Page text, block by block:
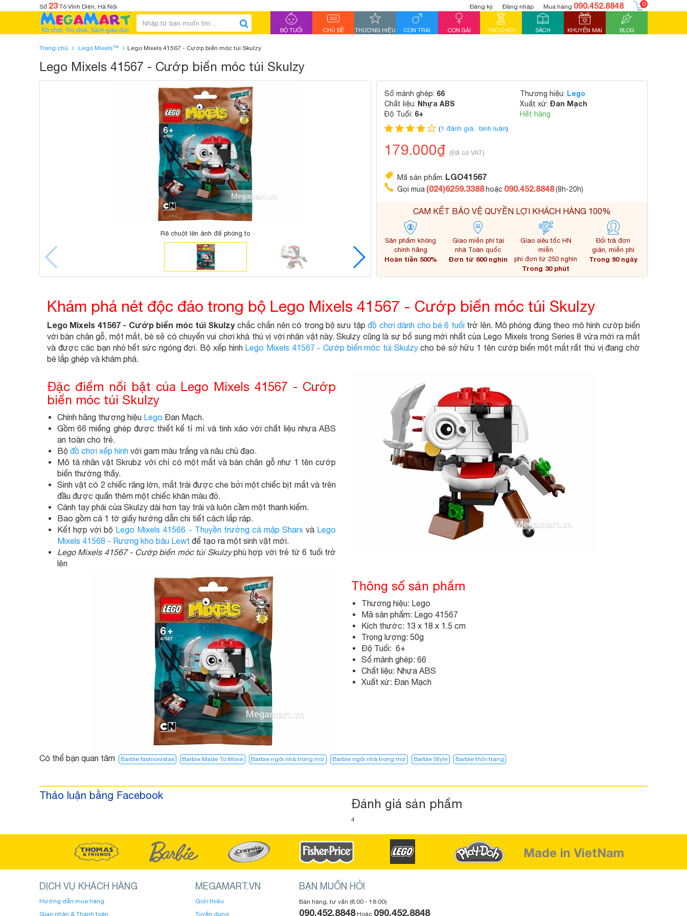
Số 23 Tô Vĩnh Diện, Hà Nội Đăng ký Đăng nhập Mua hàng 090.452.8848 0
ĐỘ TUỔI CHỦ ĐỀ THƯƠNG HIỆU CON TRAI CON GÁI TRÒ CHƠI SÁCH KHUYẾN MẠI BLOG
Trang chủ Lego Mixels™ Lego Mixels 41567 - Cướp biển móc túi Skulzy
Lego Mixels 41567 - Cướp biển móc túi Skulzy
Rê chuột lên ảnh để phóng to
Số mảnh ghép: 66
Chất liệu: Nhựa ABS
Độ Tuổi: 6+
Thương hiệu: Lego
Xuất xứ: Đan Mạch
Hết hàng
(1 đánh giá, bình luận)
179.000₫ (Đã có VAT)
CAM KẾT BẢO VỆ QUYỀN LỢI KHÁCH HÀNG 100%
Sản phẩm không
chính hãng
Hoàn tiền 500%
Giao miễn phí tại
nhà Toàn quốc
Đơn từ 600 nghìn
Giao siêu tốc HN
miễn
phí đơn từ 250 nghìn
Trong 30 phút
Đổi trả đơn
giản, miễn phí
Trong 90 ngày
Mã sản phẩm: LGO41567
Gọi mua (024)6259.3388 hoặc 090.452.8848(8h-20h)
Khám phá nét độc đáo trong bộ Lego Mixels 41567 - Cướp biển móc túi Skulzy
Lego Mixels 41567 - Cướp biển móc túi Skulzychắc chắn nên có trong bộ sưu tậpđồ chơi dành cho bé 6 tuổitrở lên. Mô phỏng đúng theo mô hình cướp biển
với bàn chân gỗ, một mắt, bé sẽ có chuyến vui chơi khá thú vị với nhân vật này. Skulzy cũng là sự bổ sung mới nhất của Lego Mixels trong Series 8 vừa mới ra mắt
và được các bạn nhỏ hết sức ngóng đợi. Bộ xếp hình Lego Mixels 41567 - Cướp biển móc túi Skulzycho bé sở hữu 1 tên cướp biển một mắt rất thú vị đang chờ
bé lắp ghép và khám phá.
Đặc điểm nổi bật của Lego Mixels 41567 - Cướp
biển móc túi Skulzy
Chính hãng thương hiệu Lego Đan Mạch.
Gồm 66 miếng ghép được thiết kế tỉ mỉ và tinh xảo với chất liệu nhựa ABS
an toàn cho trẻ.
Bộ đồ chơi xếp hình với gam màu trắng và nâu chủ đạo.
Mô tả nhân vật Skrubz với chỉ có một mắt và bàn chân gỗ như 1 tên cướp
biển thường thấy.
Sinh vật có 2 chiếc răng lớn, mắt trái được che bởi một chiếc bịt mắt và trên
đầu được quấn thêm một chiếc khăn màu đỏ.
Cánh tay phải của Skulzy dài hơn tay trái và luôn cầm một thanh kiếm.
Bao gồm cả 1 tờ giấy hướng dẫn chi tiết cách lắp ráp.
Kết hợp với bộ Lego Mixels 41566 - Thuyền trưởng cá mập Sharxvà Lego
Mixels 41568 - Rương kho báu Lewt để tạo ra một sinh vật mới.
Lego Mixels 41567 - Cướp biển móc túi Skulzyphù hợp với trẻ từ 6 tuổi trở
lên
Thông số sản phẩm
Thương hiệu: Lego
Mã sản phẩm: Lego 41567
Kích thước: 13 x 18 x 1.5 cm
Trọng lượng: 50g
Độ Tuổi: 6+
Số mảnh ghép: 66
Chất liệu: Nhựa ABS
Xuất xứ: Đan Mạch
Có thể bạn quan tâm Barbie fashionistas Barbie Made To Move Barbie ngôi nhà trong mơ Barbie ngôi nhà trong mơ​ Barbie Style Barbie thời trang
Thảo luận bằng Facebook
Đánh giá sản phẩm
4
Made in VietNam
DỊCH VỤ KHÁCH HÀNG
Hướng dẫn mua hàng
Giao nhận & Thanh toán
MEGAMART.VN
Giới thiệu
Tuyển dụng
BẠN MUỐN HỎI
Bán hàng, tư vấn (8:00 - 18:00)
090.452.8848Hoặc 090.452.8848